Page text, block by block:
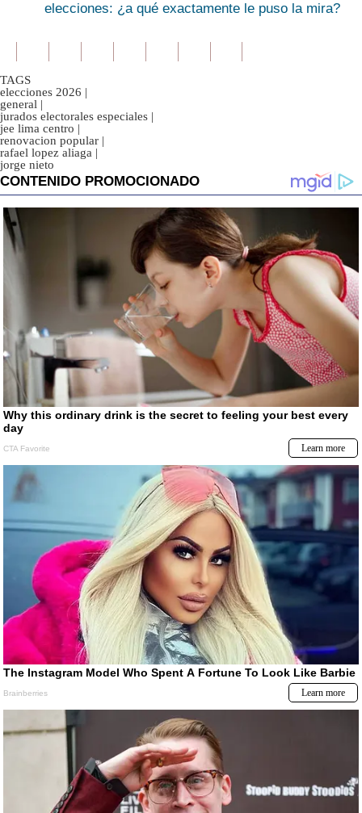
elecciones: ¿a qué exactamente le puso la mira?
TAGS
elecciones 2026 |
general |
jurados electorales especiales |
jee lima centro |
renovacion popular |
rafael lopez aliaga |
jorge nieto